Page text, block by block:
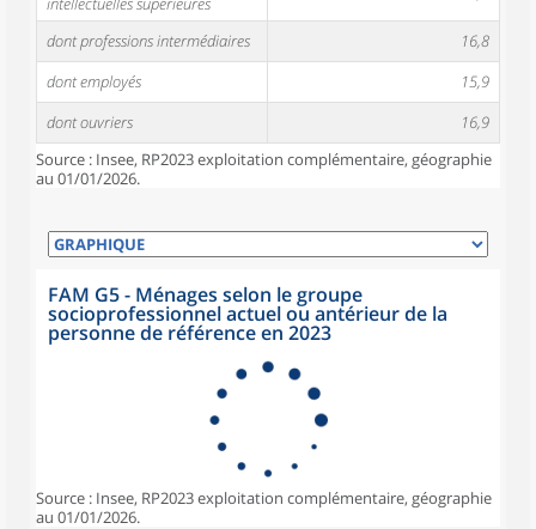
dont professions intermédiaires
16,8
dont employés
15,9
dont ouvriers
16,9
Source : Insee, RP2023 exploitation complémentaire, géographie
au 01/01/2026.
FAM G5 - Ménages selon le groupe
socioprofessionnel actuel ou antérieur de la
personne de référence en 2023
Source : Insee, RP2023 exploitation complémentaire, géographie
au 01/01/2026.